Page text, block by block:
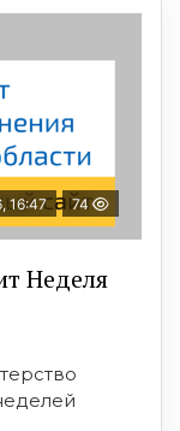
16:47 74
Неделя